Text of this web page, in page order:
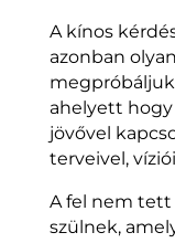
A kínos
azonban
ahelyett
jövővel
terveivel,
A fel nem tett
szülnek,